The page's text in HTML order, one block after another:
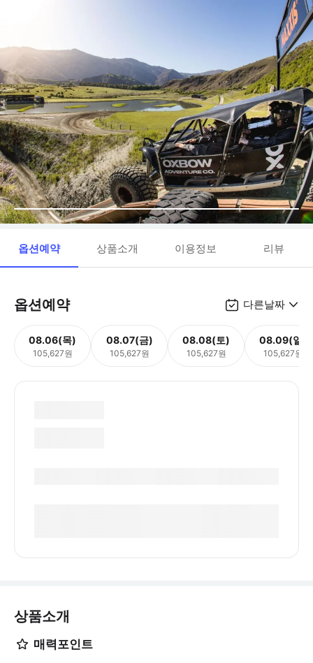
옵션예약 상품소개 이용정보 리뷰
옵션예약 다른날짜
08.06(목)
105,627원
08.07(금)
105,627원
08.08(토)
105,627원
08.09(일)
105,627원
상품소개
매력포인트